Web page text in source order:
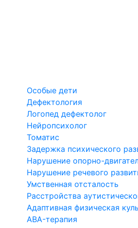
Особые дети
Дефектология
Логопед дефектолог
Нейропсихолог
Томатис
Задержка психического
Нарушение опорно-
Нарушение речевого
Умственная отсталость
Расстройства
Адаптивная физическая
ABA-терапия